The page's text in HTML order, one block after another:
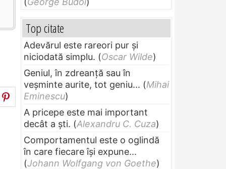
Top citate
Adevărul este rareori pur și
niciodată simplu. (Oscar Wilde)
Geniul, în zdreanţă sau în
veşminte aurite, tot geniu... (Mihai
Eminescu)
A pricepe este mai important
decât a ști. (Alexandru C. Cuza)
Comportamentul este o oglindă
în care fiecare își expune...
(Johann Wolfgang von Goethe)